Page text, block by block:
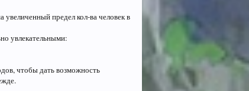
предел кол-ва человек в
увлекательными:
чтобы дать возможность